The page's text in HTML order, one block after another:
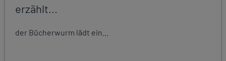
erzählt...
der Bücherwurm lädt ein...